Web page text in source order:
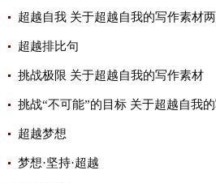
超越自我 关于超越自我的写作素材两
超越排比句
挑战极限 关于超越自我的写作素材
挑战“不可能”的目标 关于超越自我
超越梦想
梦想·坚持·超越